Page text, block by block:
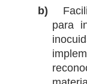
b)
para